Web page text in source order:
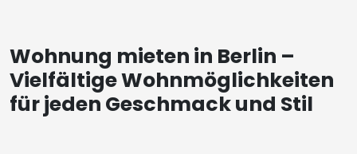
Wohnung mieten in Berlin –
Vielfältige Wohnmöglichkeiten
für jeden Geschmack und Stil